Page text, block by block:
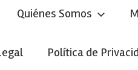
Quiénes Somos
Política de